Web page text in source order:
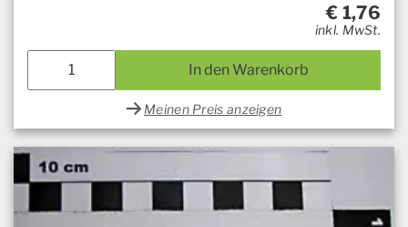
€ 1,76
inkl. MwSt.
In den Warenkorb
Meinen Preis anzeigen